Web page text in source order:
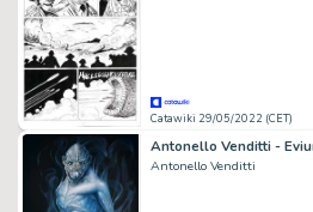
Catawiki 29/05/2022 (CET)
Antonello Venditti